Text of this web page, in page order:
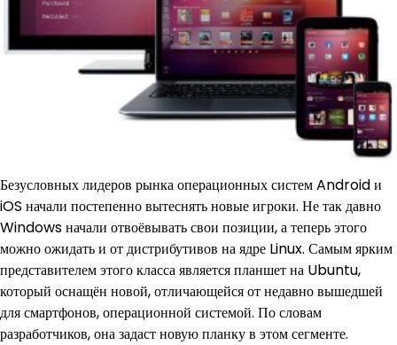
Безусловных лидеров рынка операционных систем Android и
iOS начали постепенно вытеснять новые игроки. Не так давно
Windows начали отвоёвывать свои позиции, а теперь этого
можно ожидать и от дистрибутивов на ядре Linux. Самым ярким
представителем этого класса является планшет на Ubuntu,
который оснащён новой, отличающейся от недавно вышедшей
для смартфонов, операционной системой. По словам
разработчиков, она задаст новую планку в этом сегменте.